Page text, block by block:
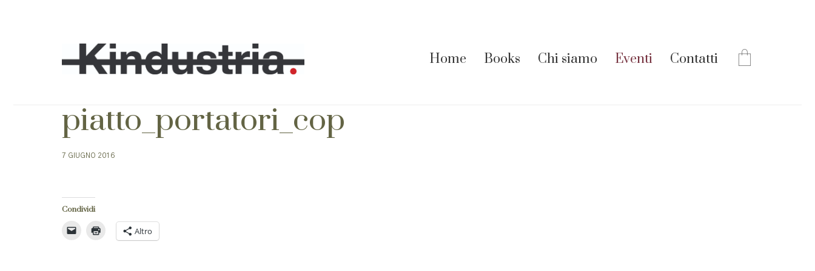
Home Books Chi siamo Eventi Contatti
piatto_portatori_cop
7 GIUGNO 2016
Condividi
Altro